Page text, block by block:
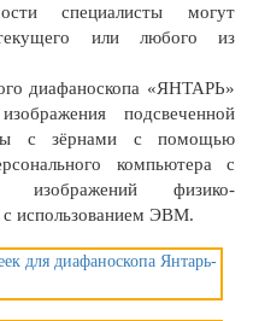
специалисты могут
или любого из
диафаноскопа «ЯНТАРЬ»
подсвеченной
с зёрнами с помощью
компьютера с
изображений физико-
использованием ЭВМ.